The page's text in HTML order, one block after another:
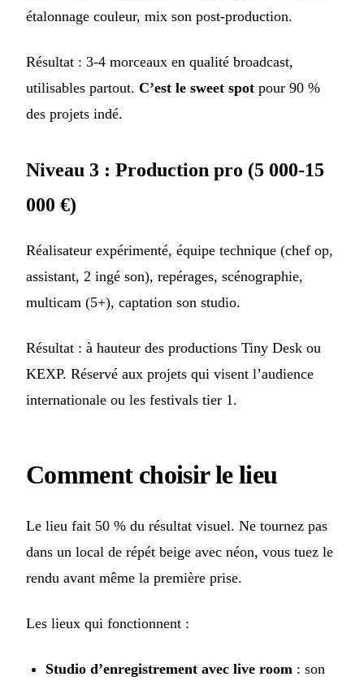
étalonnage couleur, mix son post-production.
Résultat : 3-4 morceaux en qualité broadcast,
utilisables partout. C’est le sweet spot pour 90 %
des projets indé.
Niveau 3 : Production pro (5 000-15
000 €)
Réalisateur expérimenté, équipe technique (chef op,
assistant, 2 ingé son), repérages, scénographie,
multicam (5+), captation son studio.
Résultat : à hauteur des productions Tiny Desk ou
KEXP. Réservé aux projets qui visent l’audience
internationale ou les festivals tier 1.
Comment choisir le lieu
Le lieu fait 50 % du résultat visuel. Ne tournez pas
dans un local de répét beige avec néon, vous tuez le
rendu avant même la première prise.
Les lieux qui fonctionnent :
Studio d’enregistrement avec live room : son